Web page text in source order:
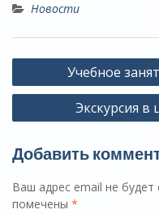
Новости
Навигация
по
Учебное
Экскурсия в
Добавить
Ваш адрес email не будет
помечены *